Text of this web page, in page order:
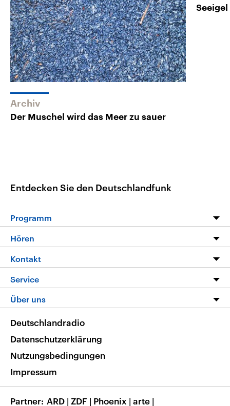
Archiv
Der Muschel wird das Meer zu sauer
Entdecken Sie den Deutschlandfunk
Programm
Die Nachrichten
Nachrichtenleicht
Neue Beiträge auf dlf.de
Hören
Livestream
Podcasts
Deutschlandfunk App
Nachrichten App
Frequenzen
Kontakt
Service
FAQ
Veranstaltungen
Musikliste
RSS
Über uns
Barrierefreiheit
Deutschlandradio
Datenschutzerklärung
Nutzungsbedingungen
Impressum
Partner ARD | ZDF | Phoenix | arte |